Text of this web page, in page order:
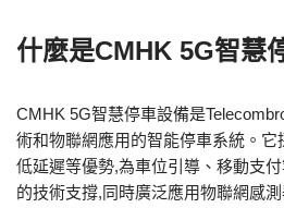
什麼是CMHK 5G智慧
CMHK 5G智慧停車設備是
術和物聯網應用的智能停車系統。它
低延遲等優勢,為車位引導、移動支
的技術支撐,同時廣泛應用物聯網感